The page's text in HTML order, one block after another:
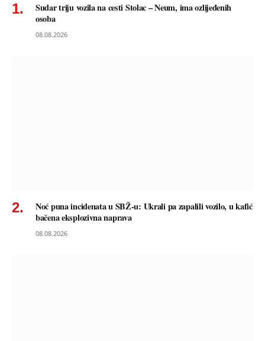
Sudar triju vozila na cesti Stolac – Neum, ima ozlijeđenih
osoba
08.08.2026
Noć puna incidenata u SBŽ-u: Ukrali pa zapalili vozilo, u kafić
bačena eksplozivna naprava
08.08.2026